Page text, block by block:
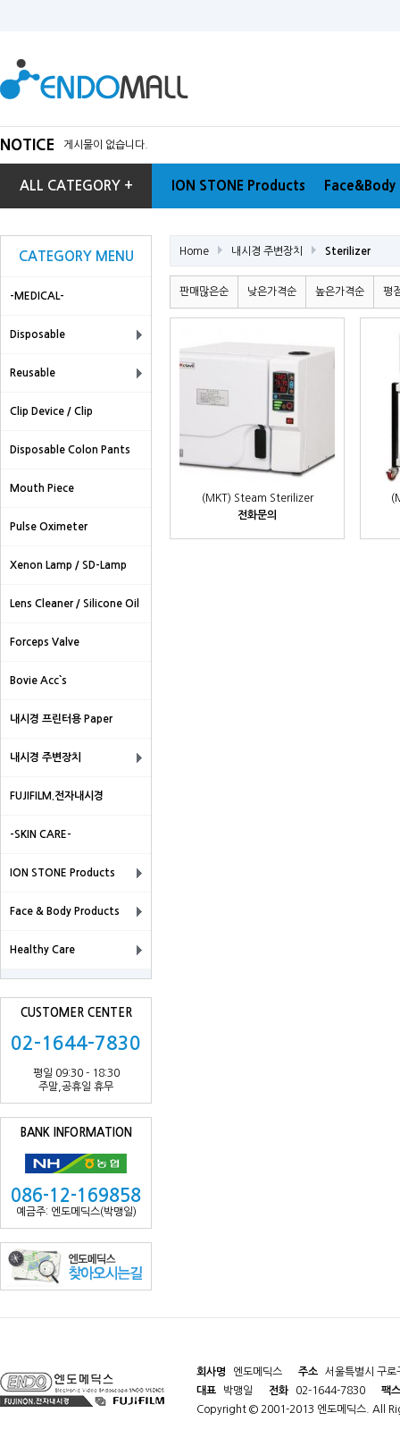
NOTICE 게시물이 없습니다.
ALL CATEGORY + ION STONE Products
CATEGORY MENU
-MEDICAL-
Disposable
Reusable
Clip Device / Clip
Disposable Colon Pants
Mouth Piece
Pulse Oximeter
Xenon Lamp / SD-Lamp
Lens Cleaner / Silicone Oil
Forceps Valve
Bovie Acc`s
내시경 프린터용 Paper
내시경 주변장치
FUJIFILM.전자내시경
-SKIN CARE-
ION STONE Products
Face & Body Products
Healthy Care
CUSTOMER CENTER
02-1644-7830
평일 09:30 - 18:30
주말,공휴일 휴무
BANK INFORMATION
086-12-169858
예금주: 엔도메딕스(박맹일)
Home 내시경 주변장치 Sterilizer
판매많은순 낮은가격순 높은가격순 평
(MKT) Steam Sterilizer
전화문의
회사명 엔도메딕스 주소
서울특별시 구
대표
박맹일 전화 02-1644-7830
팩스
Copyright © 2001-2013 엔도메딕스. All